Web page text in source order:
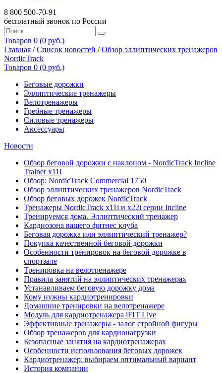
8 800 500-70-91
бесплатный звонок по России
Товаров 0 (0 руб.)
Главная /Список новостей /Обзор эллиптических тренажеров
NordicTrack
Товаров 0 (0 руб.)
Беговые дорожки
Эллиптические тренажеры
Велотренажеры
Гребные тренажеры
Силовые тренажеры
Аксессуары
Новости
Обзор беговой дорожки с наклоном - NordicTrack Incline
Trainer x11i
Обзор: NordicTrack Commercial 1750
Обзор эллиптических тренажеров NordicTrack
Обзор беговых дорожек NordicTrack
Тренажеры NordicTrack x11i и x22i серии Incline
Тренируемся дома. Эллиптический тренажер
Кардиозона вашего фитнес клуба
Беговая дорожка или эллиптический тренажер?
Покупка качественной беговой дорожки
Особенности тренировок на беговой дорожке в
спортзале
Тренировка на велотренажере
Правила занятий на эллиптических тренажерах
Устанавливаем беговую дорожку дома
Кому нужны кардиотренировки
Домашние тренировки на велотренажере
Модуль для кардиотренажера iFIT Live
Эффективные тренажеры - залог стройной фигуры
Обзор тренажеров для кардионагрузки
Безопасные занятия на кардиотренажерах
Особенности использования беговых дорожек
Кардиотренажер: выбираем оптимальный вариант
История компании